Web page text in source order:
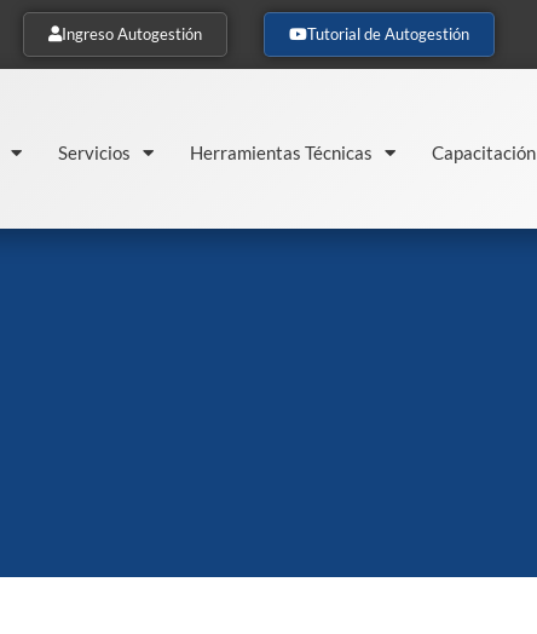
Ingreso Autogestión Tutorial de Autogestión
Servicios Herramientas Técnicas Capacitación